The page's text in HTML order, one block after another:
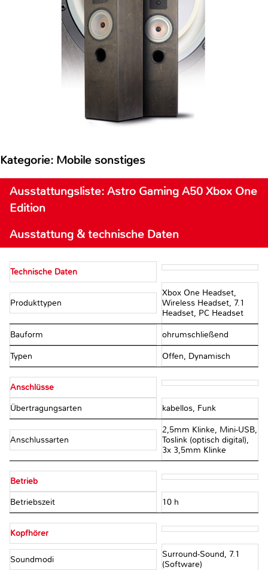
Kategorie: Mobile sonstiges
Ausstattungsliste: Astro Gaming A50 Xbox One
Edition
Ausstattung & technische Daten
Technische Daten
Produkttypen
Xbox One Headset,
Wireless Headset, 7.1
Headset, PC Headset
Bauform ohrumschließend
Typen Offen, Dynamisch
Anschlüsse
Übertragungsarten kabellos, Funk
Anschlussarten
2,5mm Klinke, Mini-USB,
Toslink (optisch digital),
3x 3,5mm Klinke
Betrieb
Betriebszeit 10 h
Kopfhörer
Soundmodi
Surround-Sound, 7.1
(Software)